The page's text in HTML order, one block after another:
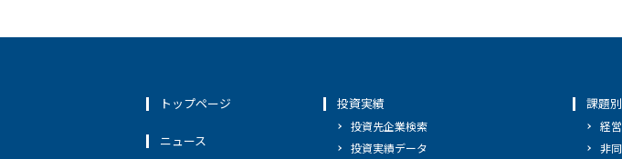
トップページ
ニュース
投資実績
投資先企業検索
投資実績データ
課題
経
非